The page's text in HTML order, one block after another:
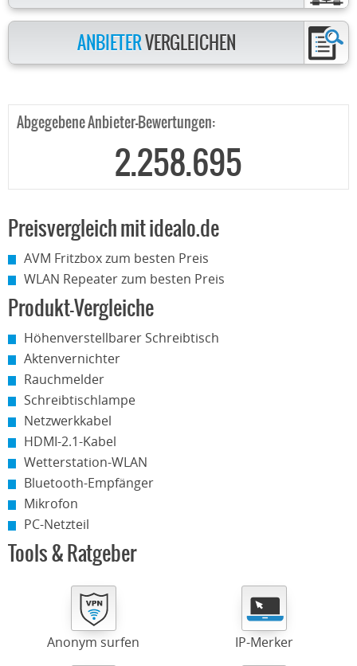
ANBIETERVERGLEICHEN
Abgegebene Anbieter-Bewertungen:
2.258.695
Preisvergleich mit idealo.de
AVM Fritzbox zum besten Preis
WLAN Repeater zum besten Preis
Produkt-Vergleiche
Höhenverstellbarer Schreibtisch
Aktenvernichter
Rauchmelder
Schreibtischlampe
Netzwerkkabel
HDMI-2.1-Kabel
Wetterstation-WLAN
Bluetooth-Empfänger
Mikrofon
PC-Netzteil
Tools & Ratgeber
Anonym surfen IP-Merker